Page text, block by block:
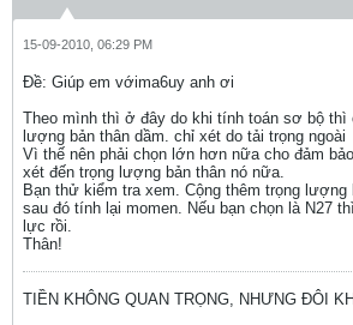
15-09-2010, 06:29 PM
Ðề: Giúp em vớima6uy anh ơi
Theo mình thì ở đây do khi tính toán sơ bộ thì
lượng bản thân dầm. chỉ xét do tải trọng ngoài
Vì thế nên phải chọn lớn hơn nữa cho đảm
xét đến trọng lượng bản thân nó nữa.
Bạn thử kiểm tra xem. Cộng thêm trọng lượng
sau đó tính lại momen. Nếu bạn chọn là N27
lực rồi.
Thân!
TIỀN KHÔNG QUAN TRỌNG, NHƯNG ĐÔI